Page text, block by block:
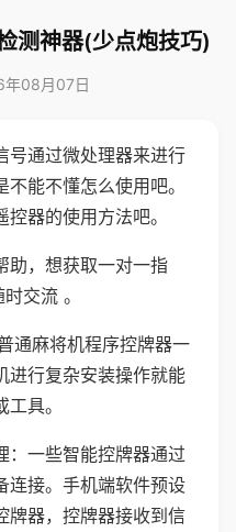
测神器(少点炮技巧)
年08月07日
号通过微处理器来进行
能不懂怎么使用吧。
器的使用方法吧。
助，想获取一对一指
交流 。
通麻将机程序控牌器一
进行复杂安装操作就能
具。
：一些智能控牌器通过
连接。手机端软件预设
牌器，控牌器接收到信